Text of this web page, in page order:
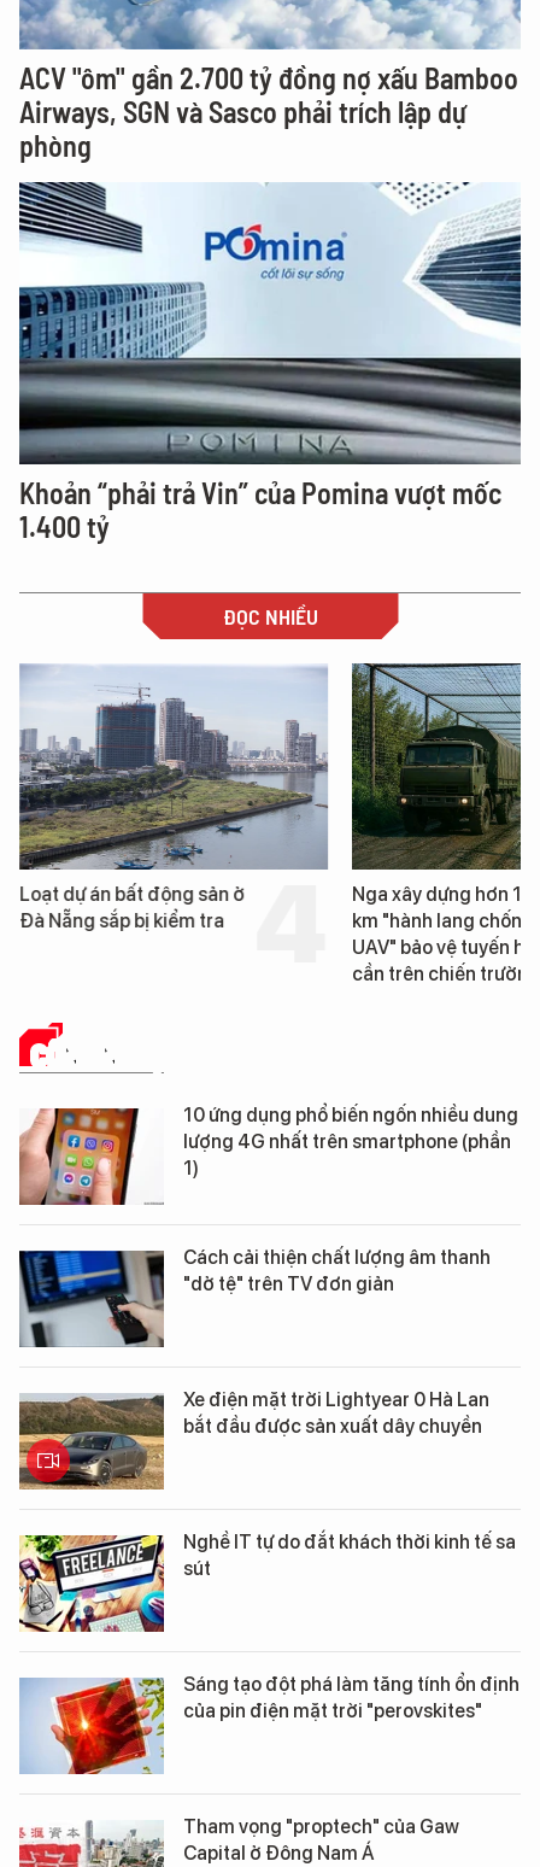
ACV "ôm" gần 2.700 tỷ đồng nợ xấu Bamboo
Airways, SGN và Sasco phải trích lập dự
phòng
Khoản “phải trả Vin” của Pomina vượt mốc
1.400 tỷ
ĐỌC NHIỀU
Loạt dự án bất động sản ở
Đà Nẵng sắp bị kiểm tra
Nga xây dựng hơn
km "hành lang chống
UAV" bảo vệ tuyến
cần trên chiến trường
CÔNG NGHỆ
10 ứng dụng phổ biến ngốn nhiều dung
lượng 4G nhất trên smartphone (phần
1)
Cách cải thiện chất lượng âm thanh
"dở tệ" trên TV đơn giản
Xe điện mặt trời Lightyear 0 Hà Lan
bắt đầu được sản xuất dây chuyền
Nghề IT tự do đắt khách thời kinh tế sa
sút
Sáng tạo đột phá làm tăng tính ổn định
của pin điện mặt trời "perovskites"
Tham vọng "proptech" của Gaw
Capital ở Đông Nam Á